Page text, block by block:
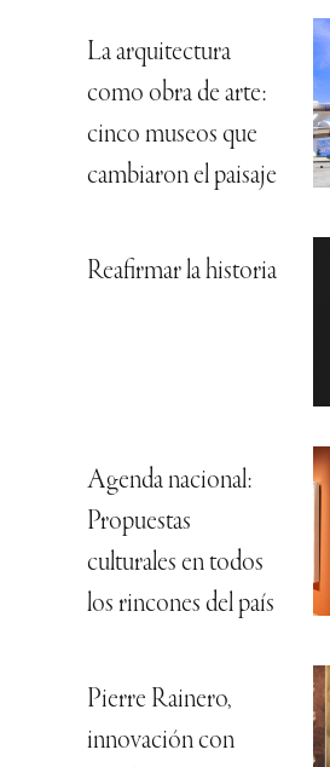
La arquitectura
como obra de arte:
cinco museos que
cambiaron el paisaje
Reafirmar la historia
Agenda nacional:
Propuestas
culturales en todos
los rincones del país
Pierre Rainero,
innovación con